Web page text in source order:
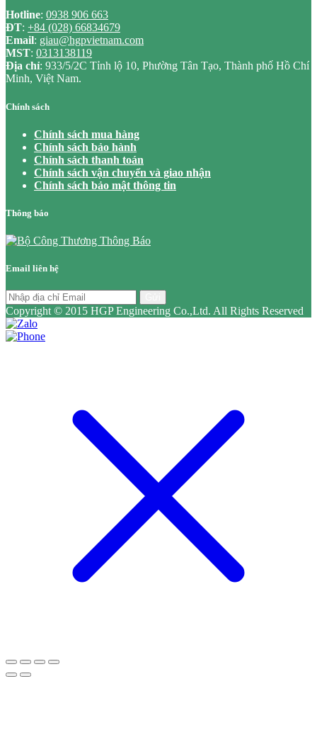
Hotline: 0938 906 663
ĐT: +84 (028) 66834679
Email: giau@hgpvietnam.com
MST: 0313138119
Địa chỉ: 933/5/2C Tỉnh lộ 10, Phường Tân Tạo, Thành phố Hồ Chí
Minh, Việt Nam.
Chính sách
Chính sách mua hàng
Chính sách bảo hành
Chính sách thanh toán
Chính sách vận chuyển và giao nhận
Chính sách bảo mật thông tin
Thông báo
Email liên hệ
Copyright © 2015 HGP Engineering Co.,Ltd. All Rights Reserved